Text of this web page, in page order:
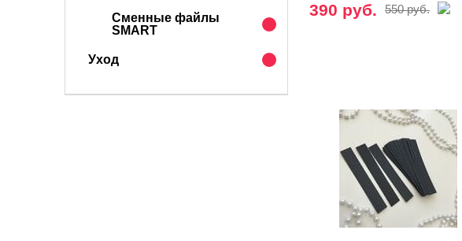
Сменные файлы
SMART
Уход
390 руб. 550 руб.